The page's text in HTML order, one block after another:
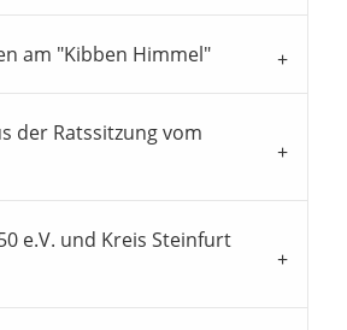
am "Kibben Himmel"
der Ratssitzung vom
e.V. und Kreis Steinfurt